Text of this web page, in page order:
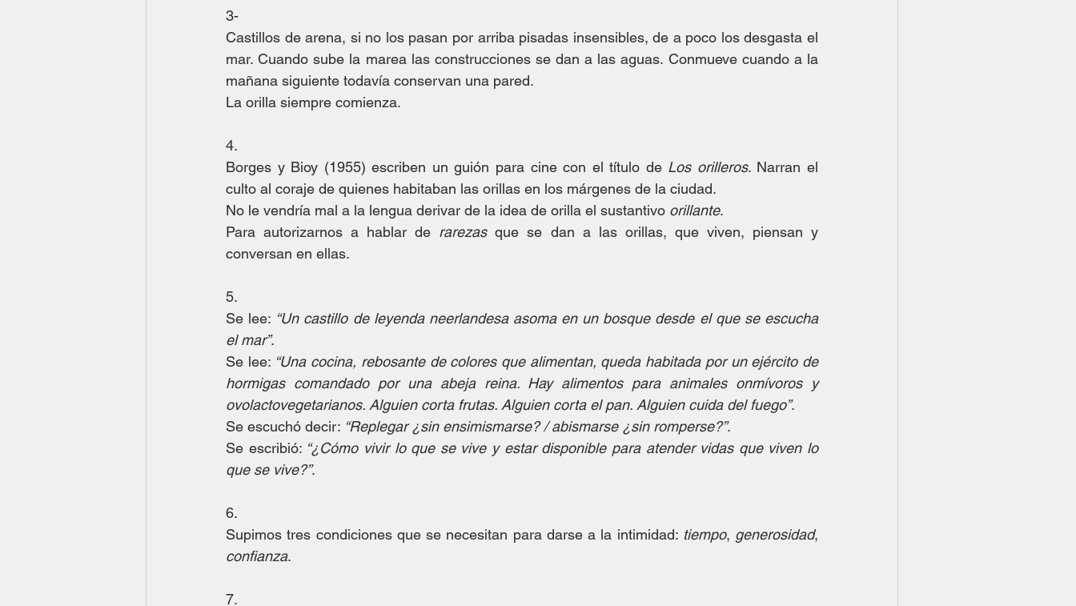
3-
Castillos de arena, si no los pasan por arriba pisadas insensibles, de a poco los desgasta el
mar. Cuando sube la marea las construcciones se dan a las aguas. Conmueve cuando a la
mañana siguiente todavía conservan una pared.
La orilla siempre comienza.
4.
Borges y Bioy (1955) escriben un guión para cine con el título de Los orilleros. Narran el
culto al coraje de quienes habitaban las orillas en los márgenes de la ciudad.
No le vendría mal a la lengua derivar de la idea de orilla el sustantivo orillante.
Para autorizarnos a hablar de rarezas que se dan a las orillas, que viven, piensan y
conversan en ellas.
5.
Se lee: “Un castillo de leyenda neerlandesa asoma en un bosque desde el que se escucha
el mar”.
Se lee: “Una cocina, rebosante de colores que alimentan, queda habitada por un ejército de
hormigas comandado por una abeja reina. Hay alimentos para animales onmívoros y
ovolactovegetarianos. Alguien corta frutas. Alguien corta el pan. Alguien cuida del fuego”.
Se escuchó decir: “Replegar ¿sin ensimismarse? / abismarse ¿sin romperse?”.
Se escribió: “¿Cómo vivir lo que se vive y estar disponible para atender vidas que viven lo
que se vive?”.
6.
Supimos tres condiciones que se necesitan para darse a la intimidad: tiempo, generosidad
confianza.
7.